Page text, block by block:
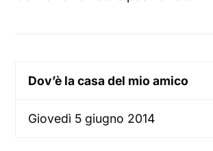
Dov’è la casa del mio amico
Giovedì 5 giugno 2014